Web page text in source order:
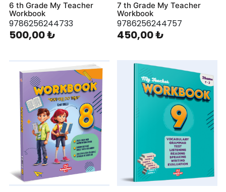
6 th Grade My Teacher
Workbook
9786256244733
500,00 ₺
7 th Grade My Teacher
Workbook
9786256244757
450,00 ₺